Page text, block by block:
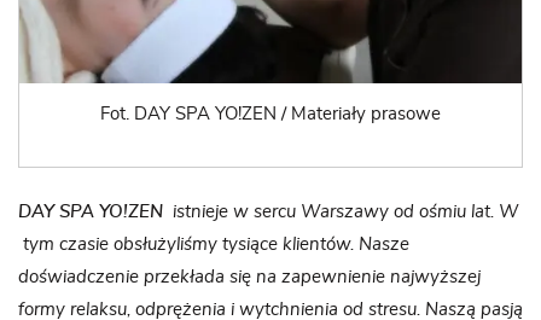
Fot. DAY SPA YO!ZEN / Materiały prasowe
DAY SPA YO!ZEN istnieje w sercu Warszawy od ośmiu lat. W
tym czasie obsłużyliśmy tysiące klientów. Nasze
doświadczenie przekłada się na zapewnienie najwyższej
formy relaksu, odprężenia i wytchnienia od stresu. Naszą pasją